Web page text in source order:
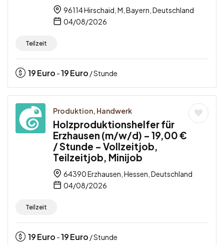
96114 Hirschaid, M, Bayern, Deutschland
04/08/2026
Teilzeit
19Euro -19Euro / Stunde
Produktion, Handwerk
Holzproduktionshelfer für
Erzhausen (m/w/d) – 19,00 €
/ Stunde – Vollzeitjob,
Teilzeitjob, Minijob
64390 Erzhausen, Hessen, Deutschland
04/08/2026
Teilzeit
19Euro -19Euro / Stunde